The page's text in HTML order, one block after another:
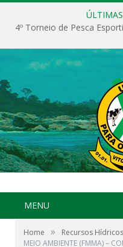
MENU
Home » Recursos
MEIO AMBIENTE (FMMA) –